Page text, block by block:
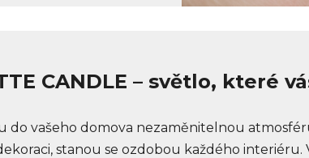
CANDLE – světlo, které
do vašeho domova nezaměnitelnou
stanou se ozdobou každého